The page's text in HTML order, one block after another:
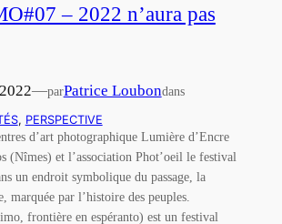
– 2022 n’aura pas
—parPatrice Loubondans
, PERSPECTIVE
d’art photographique Lumière d’Encre
(Nîmes) et l’association Phot’oeil le festival
un endroit symbolique du passage, la
marquée par l’histoire des peuples.
frontière en espéranto) est un festival